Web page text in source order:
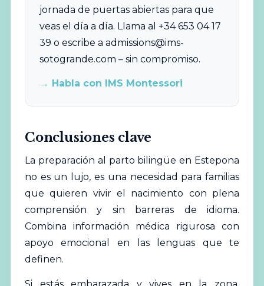
jornada de puertas abiertas para que
veas el día a día. Llama al +34 653 04 17
39 o escribe a admissions@ims-
sotogrande.com – sin compromiso.
→ Habla con IMS Montessori
Conclusiones clave
La preparación al parto bilingüe en Estepona
no es un lujo, es una necesidad para familias
que quieren vivir el nacimiento con plena
comprensión y sin barreras de idioma.
Combina información médica rigurosa con
apoyo emocional en las lenguas que te
definen.